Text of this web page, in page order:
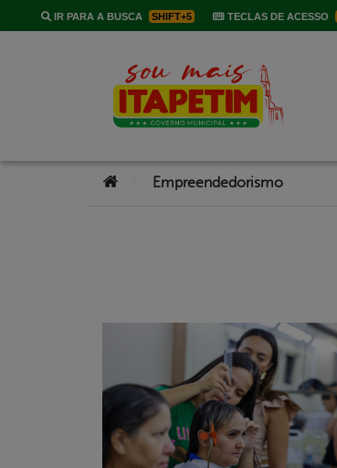
IR PARA A BUSCA SHIFT+5 TECLAS DE ACESSO
Você está aqui:Empreendedorismo